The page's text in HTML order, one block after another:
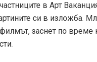
в Арт
си в изложба.
филмът, заснет по